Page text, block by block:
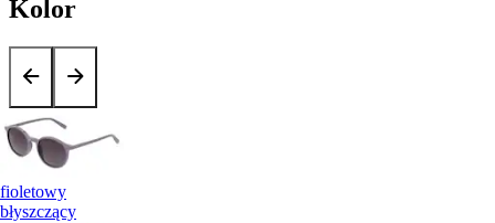
Kolor
fioletowy
błyszczący